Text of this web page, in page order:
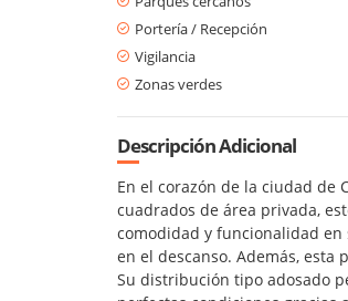
Portería / Recepción
Vigilancia
Zonas verdes
Descripción Adicional
En el corazón de la ciudad de
cuadrados de área privada,
comodidad y funcionalidad
en el descanso. Además,
Su distribución tipo adosado